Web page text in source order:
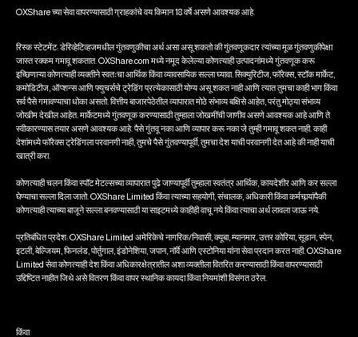
OXShare च्या सेवा वापरण्यासाठी ग्राहकांचे वय किमान 18 वर्षे असणे आवश्यक आहे.
रिस्क स्टेटमेंट: डेरिव्हेटिव्हजमधील गुंतवणुकीचा अर्थ असा असू शकतो की गुंतवणूकदार त्यांच्या मूळ गुंतवणुकीपेक्षा
जास्त रक्कम गमावू शकतात. OXShare.com मध्ये नमूद केलेल्या कोणत्याही उत्पादनांमध्ये गुंतवणूक करू
इच्छिणाऱ्या कोणत्याही व्यक्तीने स्वतःचा आर्थिक किंवा व्यावसायिक सल्ला घ्यावा. सिक्युरिटीज, फॉरेक्स, स्टॉक मार्केट,
कमोडिटीज, ऑप्शन्स आणि फ्युचर्सचे ट्रेडिंग प्रत्येकासाठी योग्य असू शकत नाही आणि त्यात तुमचा काही भाग किंवा
सर्व पैसे गमावण्याचा धोका असतो. वित्तीय बाजारपेठेतील व्यापारात मोठे संभाव्य बक्षिसे आहेत, परंतु मोठ्या संभाव्य
जोखीम देखील आहेत. मार्केटमध्ये गुंतवणूक करण्यासाठी तुम्हाला जोखमींची जाणीव असणे आवश्यक आहे आणि ते
स्वीकारण्यास तयार असणे आवश्यक आहे. पैसे गुंतवू नका आणि व्यापार करू नका जे तुम्ही गमावू शकत नाही. काही
देशांमध्ये फॉरेक्स ट्रेडिंगला परवानगी नाही, तुमचे पैसे गुंतवण्यापूर्वी, तुमचा देश याची परवानगी देत आहे की नाही याची
खात्री करा.
कोणत्याही चलन किंवा स्पॉट मेटल्सच्या व्यापारात पुढे जाण्यापूर्वी तुम्हाला स्वतंत्र आर्थिक, कायदेशीर आणि कर सल्ला
घेण्याचा सल्ला दिला जातो. OXShare Limited किंवा त्‍याच्‍या सहयोगी, संचालक, अधिकारी किंवा कर्मचार्‍यांपैकी
कोणत्‍याही त्‍याच्‍या बाजूने सल्‍ला बनवण्‍यासाठी या साइटमध्‍ये काहीही वाचू नये किंवा त्याचा अर्थ लावला जाऊ नये.
प्रतिबंधित प्रदेश: OXShare Limited अमेरिकेचे नागरिक/निवासी, क्यूबा, म्यानमार, उत्तर कोरिया, सूडान, स्पेन,
इटली, बेल्जियम, फिनलंड, पोर्तुगाल, इंडोनेशिया, जपान, नॉर्वे आणि एस्टोनिया यांना सेवा प्रदान करत नाही. OXShare
Limited सेवा कोणत्याही देश किंवा अधिकारक्षेत्रातील अशा व्यक्तीला वितरित करण्यासाठी किंवा वापरण्यासाठी
उद्दिष्टित नाहीत जिथे असे वितरण किंवा वापर स्थानिक कायदा किंवा नियमांशी विसंगत ठरेल.
किंवा